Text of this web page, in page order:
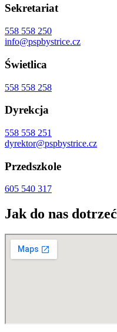
Sekretariat
558 558 250
info@pspbystrice.cz
Świetlica
558 558 258
Dyrekcja
558 558 251
dyrektor@pspbystrice.cz
Przedszkole
605 540 317
Jak do nas dotrzeć